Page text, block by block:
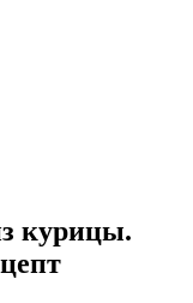
курицы.